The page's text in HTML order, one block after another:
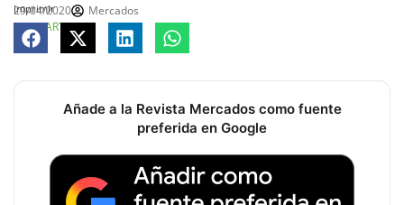
Imprimir
29/04/2020
Mercados
COMPARTE
Añade a la Revista Mercados como fuente
preferida en Google